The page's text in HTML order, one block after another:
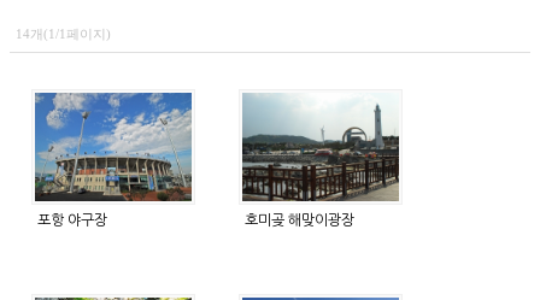
14개(1/1페이지)
포항 야구장 호미곶 해맞이광장